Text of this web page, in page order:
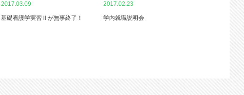
2017.03.09
基礎看護学実習Ⅱが無事終了！
2017.02.23
学内就職説明会